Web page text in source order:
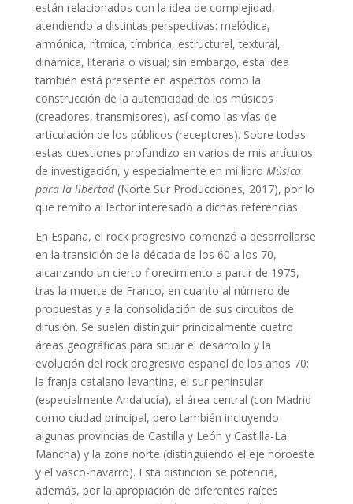
están relacionados con la idea de complejidad,
atendiendo a distintas perspectivas: melódica,
armónica, rítmica, tímbrica, estructural, textural,
dinámica, literaria o visual; sin embargo, esta idea
también está presente en aspectos como la
construcción de la autenticidad de los músicos
(creadores, transmisores), así como las vías de
articulación de los públicos (receptores). Sobre todas
estas cuestiones profundizo en varios de mis artículos
de investigación, y especialmente en mi libro Música
para la libertad(Norte Sur Producciones, 2017), por lo
que remito al lector interesado a dichas referencias.
En España, el rock progresivo comenzó a desarrollarse
en la transición de la década de los 60 a los 70,
alcanzando un cierto florecimiento a partir de 1975,
tras la muerte de Franco, en cuanto al número de
propuestas y a la consolidación de sus circuitos de
difusión. Se suelen distinguir principalmente cuatro
áreas geográficas para situar el desarrollo y la
evolución del rock progresivo español de los años 70:
la franja catalano-levantina, el sur peninsular
(especialmente Andalucía), el área central (con Madrid
como ciudad principal, pero también incluyendo
algunas provincias de Castilla y León y Castilla-La
Mancha) y la zona norte (distinguiendo el eje noroeste
y el vasco-navarro). Esta distinción se potencia,
además, por la apropiación de diferentes raíces